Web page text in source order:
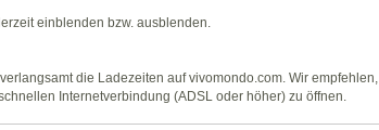
einblenden bzw. ausblenden.
die Ladezeiten auf vivomondo.com. Wir empfehlen,
Internetverbindung (ADSL oder höher) zu öffnen.